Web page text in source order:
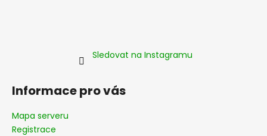
Sledovat na Instagramu
Informace pro vás
Mapa serveru
Registrace